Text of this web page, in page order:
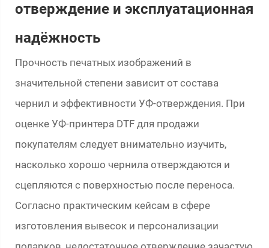
отверждение и эксплуатационная
надёжность
Прочность печатных изображений в
значительной степени зависит от состава
чернил и эффективности УФ-отверждения. При
оценке УФ-принтера DTF для продажи
покупателям следует внимательно изучить,
насколько хорошо чернила отверждаются и
сцепляются с поверхностью после переноса.
Согласно практическим кейсам в сфере
изготовления вывесок и персонализации